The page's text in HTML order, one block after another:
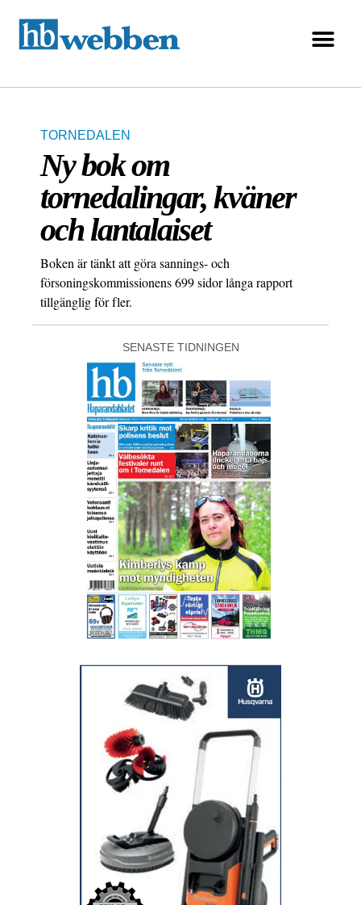
TORNEDALEN
Ny bok om
tornedalingar, kväner
och lantalaiset
Boken är tänkt att göra sannings- och
försoningskommissionens 699 sidor långa rapport
tillgänglig för fler.
SENASTE TIDNINGEN